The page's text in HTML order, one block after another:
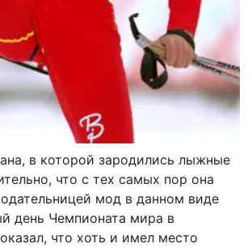
в которой зародились лыжные
что с тех самых пор она
мод в данном виде
день Чемпионата мира в
что хоть и имел место